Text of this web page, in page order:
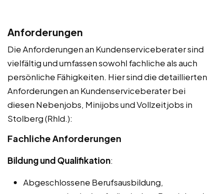
Anforderungen
Die Anforderungen an Kundenserviceberater sind
vielfältig und umfassen sowohl fachliche als auch
persönliche Fähigkeiten. Hier sind die detaillierten
Anforderungen an Kundenserviceberater bei
diesen Nebenjobs, Minijobs und Vollzeitjobs in
Stolberg (Rhld.):
Fachliche Anforderungen
Bildung und Qualifikation:
Abgeschlossene Berufsausbildung,